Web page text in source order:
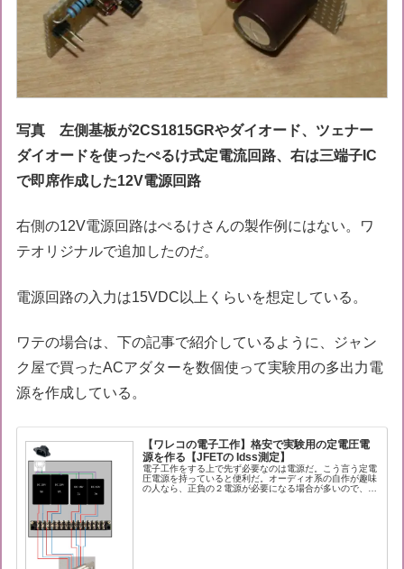
写真 左側基板が2CS1815GRやダイオード、ツェナー
ダイオードを使ったぺるけ式定電流回路、右は三端子IC
で即席作成した12V電源回路
右側の12V電源回路はぺるけさんの製作例にはない。ワ
テオリジナルで追加したのだ。
電源回路の入力は15VDC以上くらいを想定している。
ワテの場合は、下の記事で紹介しているように、ジャン
ク屋で買ったACアダターを数個使って実験用の多出力電
源を作成している。
【ワレコの電子工作】格安で実験用の定電圧電
源を作る【JFETの Idss測定】
電子工作をする上で先ず必要なのは電源だ。こう言う定電
圧電源を持っていると便利だ。オーディオ系の自作が趣味
の人なら、正負の２電源が必要になる場合が多いので、同